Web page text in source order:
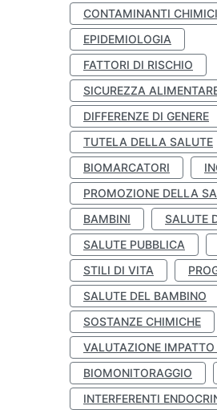
CONTAMINANTI CHIMICI
EPIDEMIOLOGIA
FATTORI DI RISCHIO
SICUREZZA
DIFFERENZE DI GENERE
TUTELA DELLA SALUTE
BIOMARCATORI
PROMOZIONE DELLA
BAMBINI
SALUTE
SALUTE PUBBLICA
STILI DI VITA
SALUTE DEL BAMBINO
SOSTANZE CHIMICHE
VALUTAZIONE
BIOMONITORAGGIO
INTERFERENTI